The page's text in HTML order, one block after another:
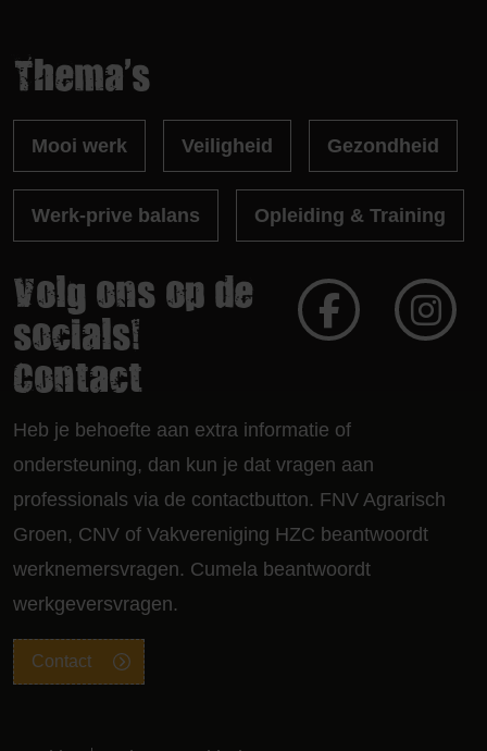
Thema's
Mooi werk Veiligheid Gezondheid
Werk-prive balans Opleiding & Training
Volg ons op de
socials!
Contact
Heb je behoefte aan extra informatie of
ondersteuning, dan kun je dat vragen aan
professionals via de contactbutton. FNV Agrarisch
Groen, CNV of Vakvereniging HZC beantwoordt
werknemersvragen. Cumela beantwoordt
werkgeversvragen.
Contact